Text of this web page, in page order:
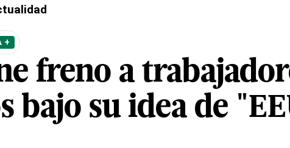
+
freno a
bajo su idea de